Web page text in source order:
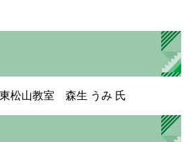
松山教室 森生 うみ 氏